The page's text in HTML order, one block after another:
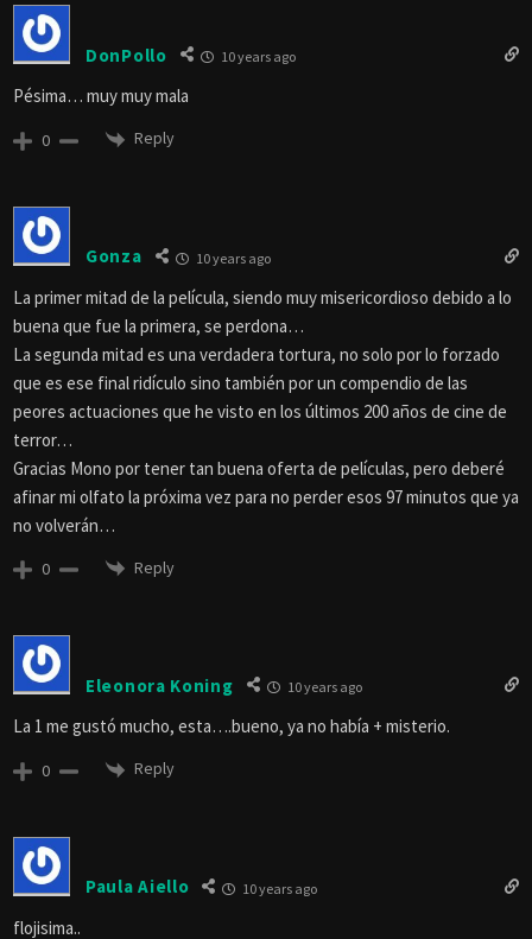
DonPollo 10 years ago
Pésima… muy muy mala
0 Reply
Gonza 10 years ago
La primer mitad de la película, siendo muy misericordioso debido a lo
buena que fue la primera, se perdona…
La segunda mitad es una verdadera tortura, no solo por lo forzado
que es ese final ridículo sino también por un compendio de las
peores actuaciones que he visto en los últimos 200 años de cine de
terror…
Gracias Mono por tener tan buena oferta de películas, pero deberé
afinar mi olfato la próxima vez para no perder esos 97 minutos que ya
no volverán…
0 Reply
Eleonora Koning 10 years ago
La 1 me gustó mucho, esta….bueno, ya no había + misterio.
0 Reply
Paula Aiello 10 years ago
flojisima..